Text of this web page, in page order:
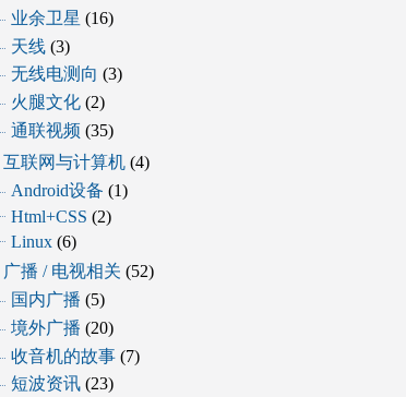
业余卫星 (16)
天线 (3)
无线电测向 (3)
火腿文化 (2)
通联视频 (35)
互联网与计算机 (4)
Android设备 (1)
Html+CSS (2)
Linux (6)
广播 / 电视相关 (52)
国内广播 (5)
境外广播 (20)
收音机的故事 (7)
短波资讯 (23)